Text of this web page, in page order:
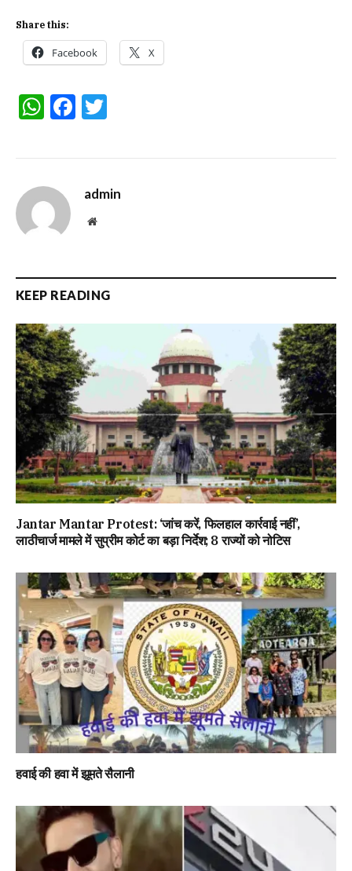
Share this:
Facebook X
WhatsApp
Facebook
admin
Website
KEEP READING
Jantar Mantar Protest: ‘जांच करें, फिलहाल कार्रवाई नहीं’,
लाठीचार्ज मामले में सुप्रीम कोर्ट का बड़ा निर्देश; 8 राज्यों को नोटिस
हवाई की हवा में झूमते सैलानी